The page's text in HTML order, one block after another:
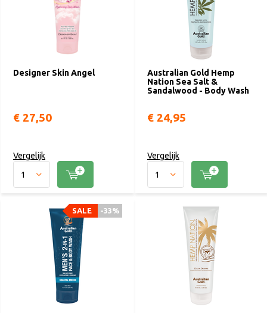
Designer Skin Angel
€ 27,50
Vergelijk
Australian Gold Hemp
Nation Sea Salt &
Sandalwood - Body Wash
€ 24,95
Vergelijk
-33%
SALE